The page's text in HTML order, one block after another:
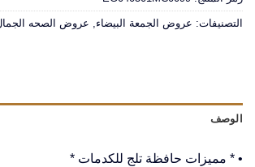
التصنيفات: عروض الجمعة البيضاء, عروض الصحه
الوصف
• * مميزات حافظة تلج للكدمات *